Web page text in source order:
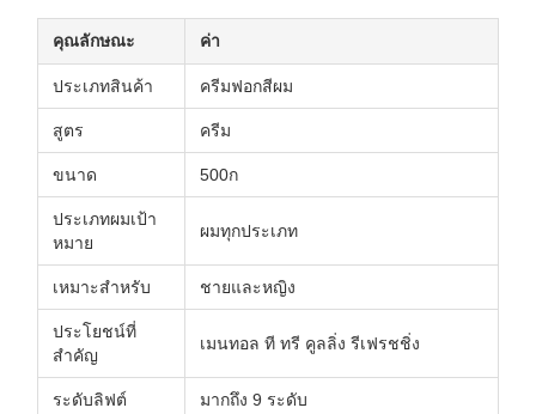
คุณลักษณะ ค่า
ประเภทสินค้า ครีมฟอกสีผม
สูตร ครีม
ขนาด 500ก
ประเภทผมเป้า
หมาย
ผมทุกประเภท
เหมาะสำหรับ ชายและหญิง
ประโยชน์ที่
สำคัญ
เมนทอล ที ทรี คูลลิ่ง รีเฟรชชิ่ง
ระดับลิฟต์ มากถึง 9 ระดับ